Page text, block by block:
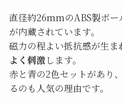
直径約26mmのABS製ボー
が内蔵されています。
磁力の程よい抵抗感が生ま
よく刺激します。
赤と青の2色セットがあり
るのも人気の理由です。